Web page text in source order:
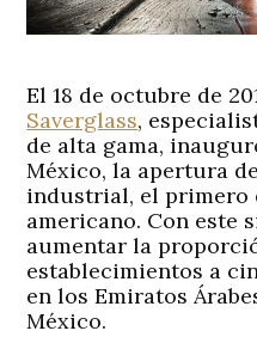
El 18 de octubre de
Saverglass,
de alta gama,
México, la apertura
industrial, el primero
americano. Con este
aumentar la
establecimientos a
en los Emiratos
México.